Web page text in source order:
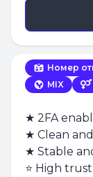
Номер
MIX
★ 2FA
★ Clean
★ Stable
⭐ High